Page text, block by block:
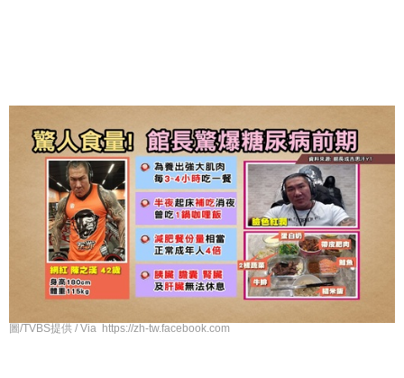
圖/TVBS提供 / Via https://zh-tw.facebook.com